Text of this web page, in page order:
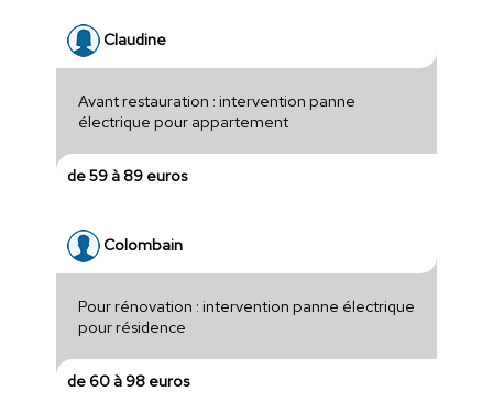
Claudine
Avant restauration : intervention panne
électrique pour appartement
de 59 à 89 euros
Colombain
Pour rénovation : intervention panne électrique
pour résidence
de 60 à 98 euros